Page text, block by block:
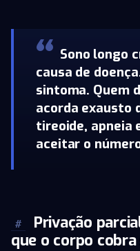
Sono longo
causa de
sintoma. Quem
acorda exausto
tireoide, apneia
aceitar o
#
Privação
que o corpo